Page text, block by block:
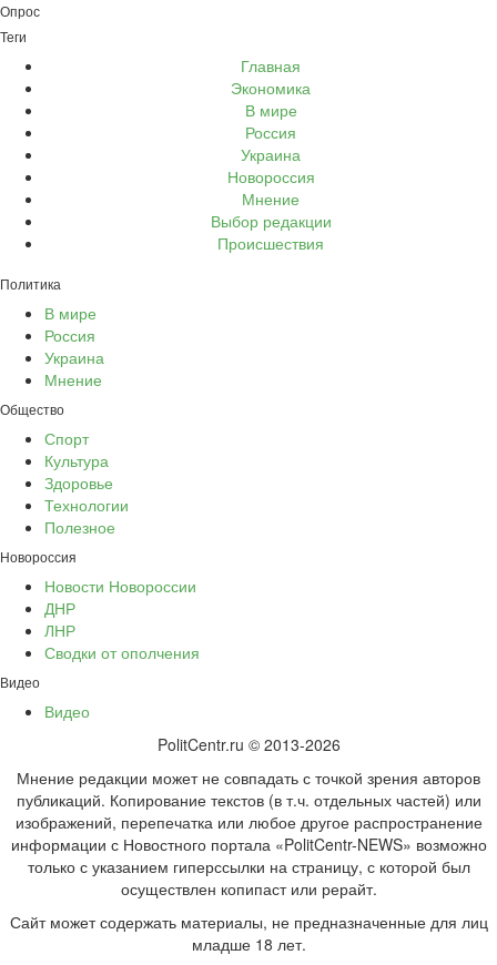
Опрос
Теги
Главная
Экономика
В мире
Россия
Украина
Новороссия
Мнение
Выбор редакции
Происшествия
Политика
В мире
Россия
Украина
Мнение
Общество
Спорт
Культура
Здоровье
Технологии
Полезное
Новороссия
Новости Новороссии
ДНР
ЛНР
Сводки от ополчения
Видео
Видео
PolitCentr.ru © 2013-2026
Мнение редакции может не совпадать с точкой зрения авторов
публикаций. Копирование текстов (в т.ч. отдельных частей) или
изображений, перепечатка или любое другое распространение
информации с Новостного портала «PolitCentr-NEWS» возможно
только с указанием гиперссылки на страницу, с которой был
осуществлен копипаст или рерайт.
Сайт может содержать материалы, не предназначенные для лиц
младше 18 лет.